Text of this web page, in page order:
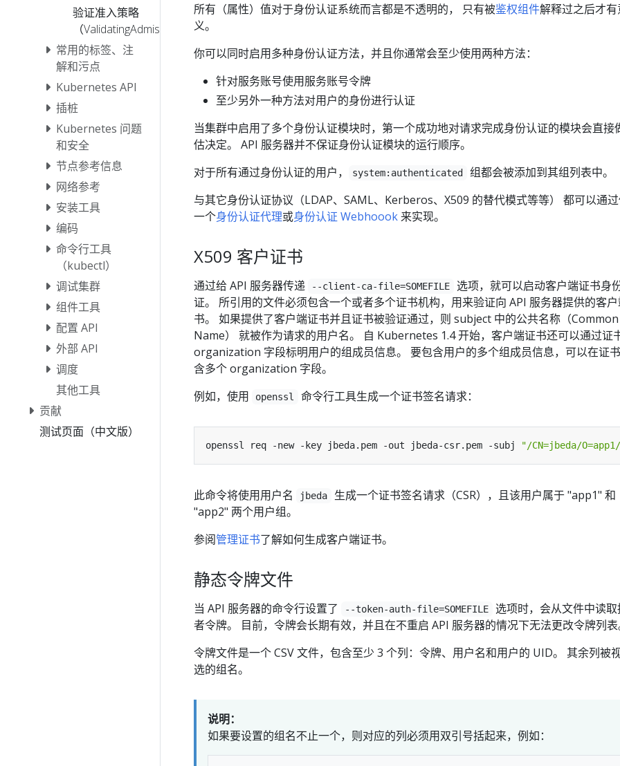
验证准入策略
（ValidatingAdmissionPolicy）
常用的标签、注
解和污点
Kubernetes API
插桩
Kubernetes 问题
和安全
节点参考信息
网络参考
安装工具
编码
命令行工具
（kubectl）
调试集群
组件工具
配置 API
外部 API
调度
其他工具
贡献
测试页面（中文版）
所有（属性）值对于身份认证系统而言都是不透明的， 只有被鉴权组件解释过之后才有
义。
你可以同时启用多种身份认证方法，并且你通常会至少使用两种方法：
针对服务账号使用服务账号令牌
至少另外一种方法对用户的身份进行认证
当集群中启用了多个身份认证模块时，第一个成功地对请求完成身份认证的模块会直接
估决定。 API 服务器并不保证身份认证模块的运行顺序。
对于所有通过身份认证的用户，
system:authenticated
组都会被添加到其组列表中。
与其它身份认证协议（LDAP、SAML、Kerberos、X509 的替代模式等等） 都可以通
一个身份认证代理或身份认证 Webhoook 来实现。
X509 客户证书
通过给 API 服务器传递 --client-ca-file=SOMEFILE
选项，就可以启动客户端证书身
证。 所引用的文件必须包含一个或者多个证书机构，用来验证向 API 服务器提供的客
书。 如果提供了客户端证书并且证书被验证通过，则 subject 中的公共名称（Common
Name） 就被作为请求的用户名。 自 Kubernetes 1.4 开始，客户端证书还可以通过证
organization 字段标明用户的组成员信息。 要包含用户的多个组成员信息，可以在证
含多个 organization 字段。
例如，使用
openssl 命令行工具生成一个证书签名请求：
openssl req -new -key jbeda.pem -out jbeda-csr.pem -subj "/CN=jbeda/O=app1/
此命令将使用用户名 jbeda
生成一个证书签名请求（CSR），且该用户属于 "app1" 和
"app2" 两个用户组。
参阅管理证书了解如何生成客户端证书。
静态令牌文件
当 API 服务器的命令行设置了 --token-auth-file=SOMEFILE
选项时，会从文件中读取
者令牌。 目前，令牌会长期有效，并且在不重启 API 服务器的情况下无法更改令牌列表
令牌文件是一个 CSV 文件，包含至少 3 个列：令牌、用户名和用户的 UID。 其余列被
选的组名。
说明：
如果要设置的组名不止一个，则对应的列必须用双引号括起来，例如：